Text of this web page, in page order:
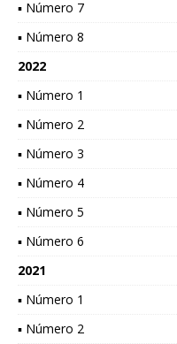
▪ Número 7
▪ Número 8
2022
▪ Número 1
▪ Número 2
▪ Número 3
▪ Número 4
▪ Número 5
▪ Número 6
2021
▪ Número 1
▪ Número 2